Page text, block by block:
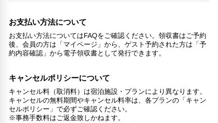
こだわりの設備
温泉
館内施設・便利なサービス
ペット
ペット可
対応言語
お支払い方法について
お支払い方法についてはFAQをご確認ください。領収書はご予約
後、会員の方は「マイページ」から、ゲスト予約された方は「予
約内容確認」から電子領収書として発行できます。
キャンセルポリシーについて
キャンセル料（取消料）は宿泊施設・プランにより異なります。
キャンセルの無料期間やキャンセル料率は、各プランの「キャン
セルポリシー」で必ずご確認ください。
※事務手数料はご返金致しかねます。